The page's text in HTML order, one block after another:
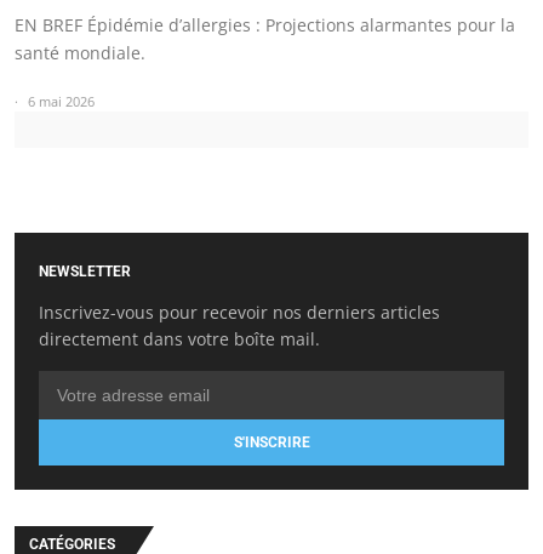
EN BREF Épidémie d’allergies : Projections alarmantes pour la
santé mondiale.
6 mai 2026
NEWSLETTER
Inscrivez-vous pour recevoir nos derniers articles
directement dans votre boîte mail.
S'INSCRIRE
CATÉGORIES